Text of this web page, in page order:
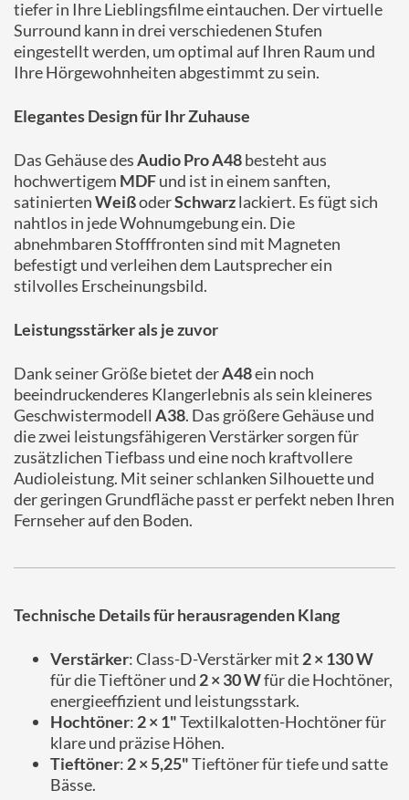
tiefer in Ihre Lieblingsfilme eintauchen. Der virtuelle
Surround kann in drei verschiedenen Stufen
eingestellt werden, um optimal auf Ihren Raum und
Ihre Hörgewohnheiten abgestimmt zu sein.
Elegantes Design für Ihr Zuhause
Das Gehäuse desAudio Pro A48besteht aus
hochwertigem MDFund ist in einem sanften,
satiniertenWeißoderSchwarzlackiert. Es fügt sich
nahtlos in jede Wohnumgebung ein. Die
abnehmbaren Stofffronten sind mit Magneten
befestigt und verleihen dem Lautsprecher ein
stilvolles Erscheinungsbild.
Leistungsstärker als je zuvor
Dank seiner Größe bietet derA48ein noch
beeindruckenderes Klangerlebnis als sein kleineres
Geschwistermodell A38. Das größere Gehäuse und
die zwei leistungsfähigeren Verstärker sorgen für
zusätzlichen Tiefbass und eine noch kraftvollere
Audioleistung. Mit seiner schlanken Silhouette und
der geringen Grundfläche passt er perfekt neben Ihren
Fernseher auf den Boden.
Technische Details für herausragenden Klang
Verstärker: Class-D-Verstärker mit 2 × 130 W
für die Tieftöner und 2 × 30 Wfür die Hochtöner,
energieeffizient und leistungsstark.
Hochtöner: 2 × 1"Textilkalotten-Hochtöner für
klare und präzise Höhen.
Tieftöner: 2 × 5,25"Tieftöner für tiefe und satte
Bässe.